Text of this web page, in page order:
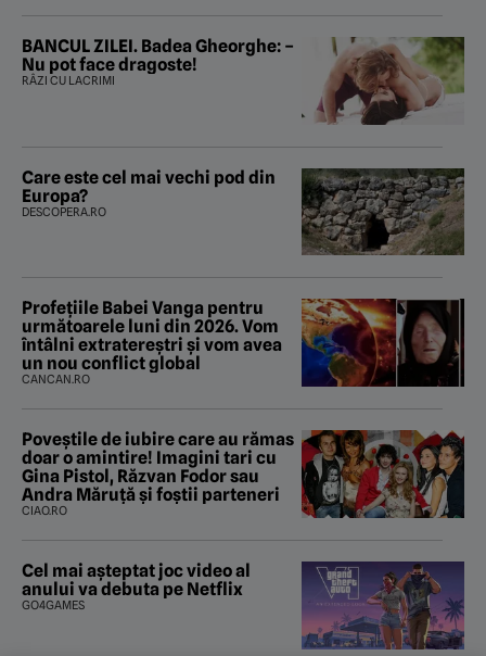
BANCUL ZILEI. Badea Gheorghe: –
Nu pot face dragoste!
RÂZI CU LACRIMI
Care este cel mai vechi pod din
Europa?
DESCOPERA.RO
Profețiile Babei Vanga pentru
următoarele luni din 2026. Vom
întâlni extratereștri și vom avea
un nou conflict global
CANCAN.RO
Poveştile de iubire care au rămas
doar o amintire! Imagini tari cu
Gina Pistol, Răzvan Fodor sau
Andra Măruţă şi foştii parteneri
CIAO.RO
Cel mai așteptat joc video al
anului va debuta pe Netflix
GO4GAMES